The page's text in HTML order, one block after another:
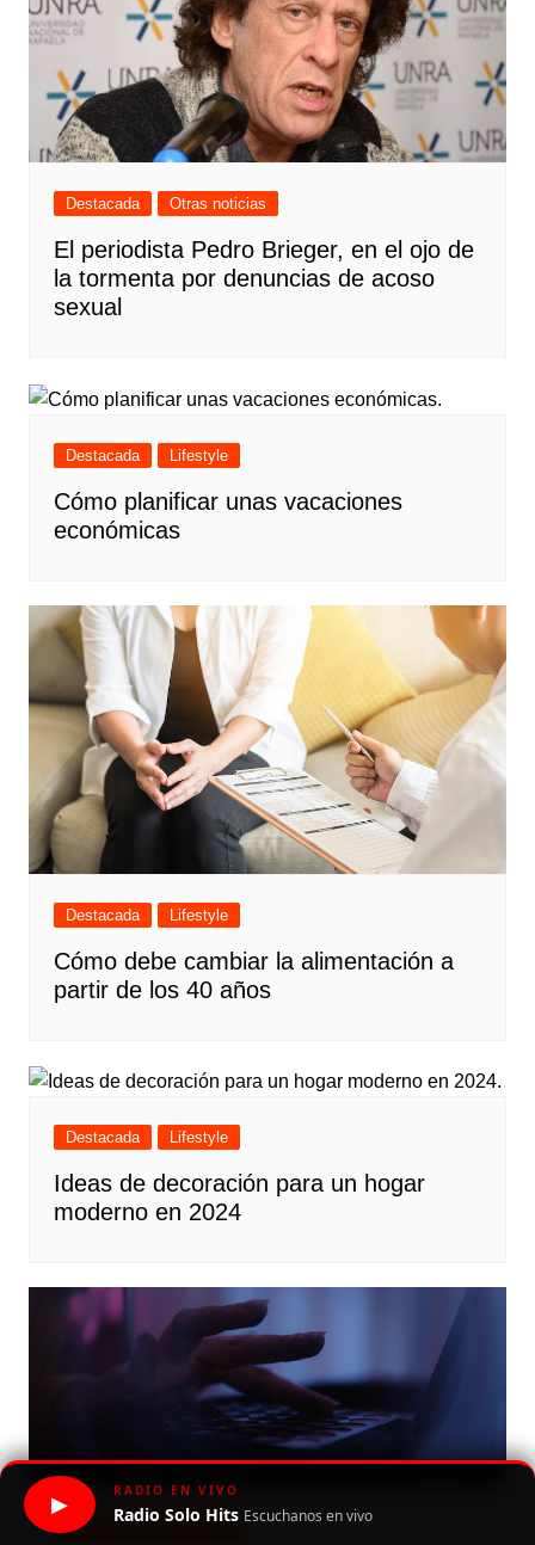
Destacada Otras noticias
El periodista Pedro Brieger, en el ojo de
la tormenta por denuncias de acoso
sexual
Destacada Lifestyle
Cómo planificar unas vacaciones
económicas
Destacada Lifestyle
Cómo debe cambiar la alimentación a
partir de los 40 años
Destacada Lifestyle
Ideas de decoración para un hogar
moderno en 2024
Destacada
▶
RADIO EN VIVO
Radio Solo Hits Escuchanos en vivo